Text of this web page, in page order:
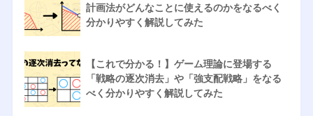
計画法がどんなことに使えるのかをなるべく
分かりやすく解説してみた
【これで分かる！】ゲーム理論に登場する
「戦略の逐次消去」や「強支配戦略」をなる
べく分かりやすく解説してみた